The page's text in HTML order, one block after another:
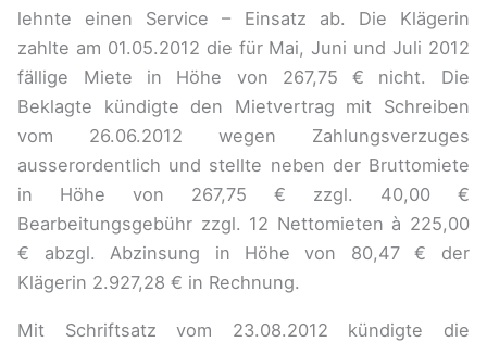
lehnte einen Service – Einsatz ab. Die Klägerin
zahlte am 01.05.2012 die für Mai, Juni und Juli 2012
fällige Miete in Höhe von 267,75 € nicht. Die
Beklagte kündigte den Mietvertrag mit Schreiben
vom 26.06.2012 wegen Zahlungsverzuges
ausserordentlich und stellte neben der Bruttomiete
in Höhe von 267,75 € zzgl. 40,00 €
Bearbeitungsgebühr zzgl. 12 Nettomieten à 225,00
€ abzgl. Abzinsung in Höhe von 80,47 € der
Klägerin 2.927,28 € in Rechnung.
Mit Schriftsatz vom 23.08.2012 kündigte die